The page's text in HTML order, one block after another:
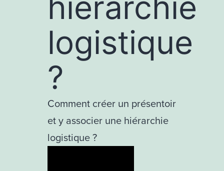
logistique
?
Comment créer un présentoir
et y associer une hiérarchie
logistique ?